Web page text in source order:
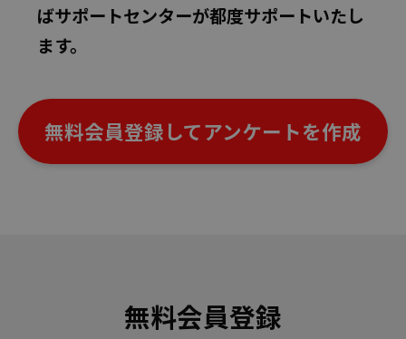
ばサポートセンターが都度サポートいたし
ます。
無料会員登録してアンケートを作成
無料会員登録